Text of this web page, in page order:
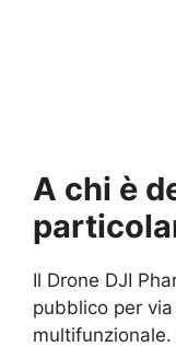
A chi è
Il Drone DJI
pubblico per